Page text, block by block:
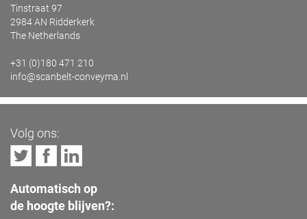
Tinstraat 97
2984 AN Ridderkerk
The Netherlands
+31 (0)180 471 210
info@scanbelt-conveyma.nl
Volg ons:
Automatisch op
de hoogte blijven?: